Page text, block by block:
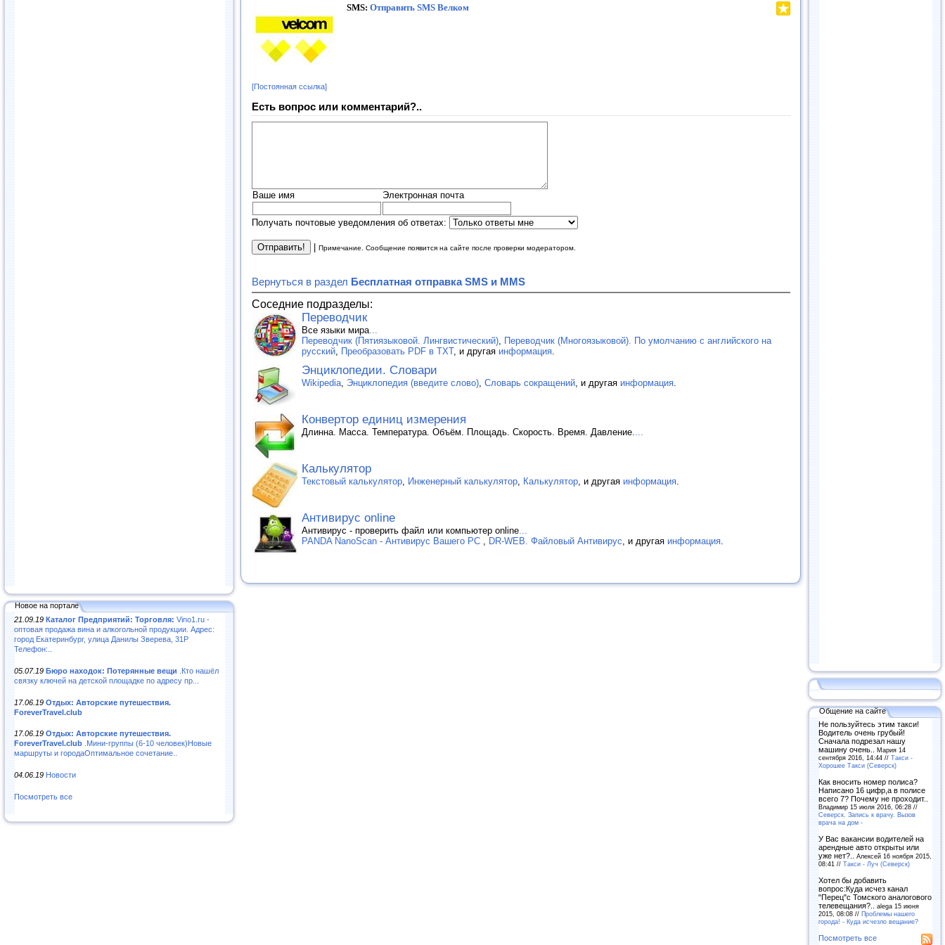
Новое на портале
21.09.19 Каталог Предприятий: Торговля: Vino1.ru -
оптовая продажа вина и алкогольной продукции. Адрес:
город Екатеринбург, улица Данилы Зверева, 31Р
Телефон:..
05.07.19 Бюро находок: Потерянные вещи .Кто нашёл
связку ключей на детской площадке по адресу пр...
17.06.19 Отдых: Авторские путешествия.
ForeverTravel.club
17.06.19 Отдых: Авторские путешествия.
ForeverTravel.club .Мини-группы (6-10 человек)Новые
маршруты и городаОптимальное сочетание..
04.06.19 Новости
Посмотреть все
SMS: Отправить SMS Велком
[Постоянная ссылка]
Есть вопрос или комментарий?..
Ваше имя Электронная почта
Получать почтовые уведомления об ответах:
Примечание. Сообщение появится на сайте после проверки модератором.
Вернуться в раздел Бесплатная отправка SMS и MMS
Соседние подразделы:
Переводчик
Все языки мира
Переводчик (Пятиязыковой. Лингвистический)
Переводчик (Многоязыковой). По умолчанию с английского на
русский
Преобразовать PDF в TXT, и другая информация
Энциклопедии. Словари
Wikipedia Энциклопедия (введите слово) Словарь сокращений , и другая информация
Конвертор единиц измерения
Длинна. Масса. Температура. Объём. Площадь. Скорость. Время. Давление.
Калькулятор
Текстовый калькулятор Инженерный калькулятор Калькулятор , и другая информация
Антивирус online
Антивирус - проверить файл или компьютер online
PANDA NanoScan - Антивирус Вашего PC
DR-WEB. Файловый Антивирус , и другая информация
Общение на сайте
Не пользуйтесь этим такси!
Водитель очень грубый!
Сначала подрезал нашу
машину очень.. Мария 14
сентября 2016, 14:44 // Такси -
Хорошее Такси (Северск)
Как вносить номер полиса?
Написано 16 цифр,а в полисе
всего 7? Почему не проходит..
Владимир 15 июля 2016, 06:28 //
Северск. Запись к врачу. Вызов
врача на дом -
У Вас вакансии водителей на
арендные авто открыты или
уже нет?.. Алексей 16 ноября 2015,
08:41 // Такси - Луч (Северск)
Хотел бы добавить
вопрос:Куда исчез канал
"Перец"с Томского аналогового
телевещания?.. alega 15 июня
2015, 08:08 // Проблемы нашего
города! - Куда исчезло вещание?
Посмотреть все